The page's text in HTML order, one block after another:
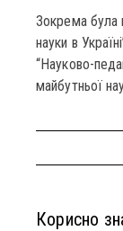
Зокрема була
науки в
“Науково-
майбутньої
Корисно